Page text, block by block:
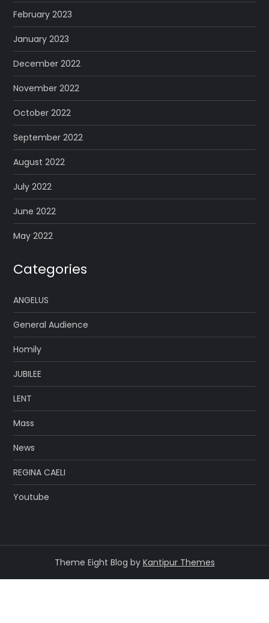
February 2023
January 2023
December 2022
November 2022
October 2022
September 2022
August 2022
July 2022
June 2022
May 2022
Categories
ANGELUS
General Audience
Homily
JUBILEE
LENT
Mass
News
REGINA CAELI
Youtube
Theme Eight Blog by Kantipur Themes